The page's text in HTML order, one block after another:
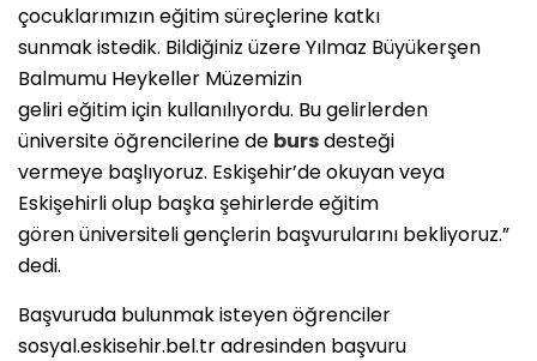
çocuklarımızın eğitim süreçlerine katkı
sunmak istedik. Bildiğiniz üzere Yılmaz Büyükerşen
Balmumu Heykeller Müzemizin
geliri eğitim için kullanılıyordu. Bu gelirlerden
üniversite öğrencilerine de bursdesteği
vermeye başlıyoruz. Eskişehir’de okuyan veya
Eskişehirli olup başka şehirlerde eğitim
gören üniversiteli gençlerin başvurularını bekliyoruz.”
dedi.
Başvuruda bulunmak isteyen öğrenciler
sosyal.eskisehir.bel.tr adresinden başvuru